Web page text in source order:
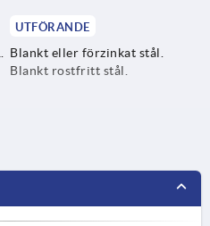
UTFÖRANDE
Blankt eller förzinkat stål.
Blankt rostfritt stål.